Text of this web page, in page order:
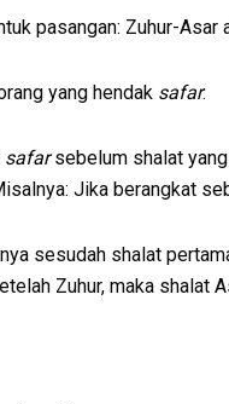
pasangan: Zuhur-Asar
yang hendak safar:
safarsebelum shalat
Jika berangkat
sesudah shalat
Zuhur, maka shalat